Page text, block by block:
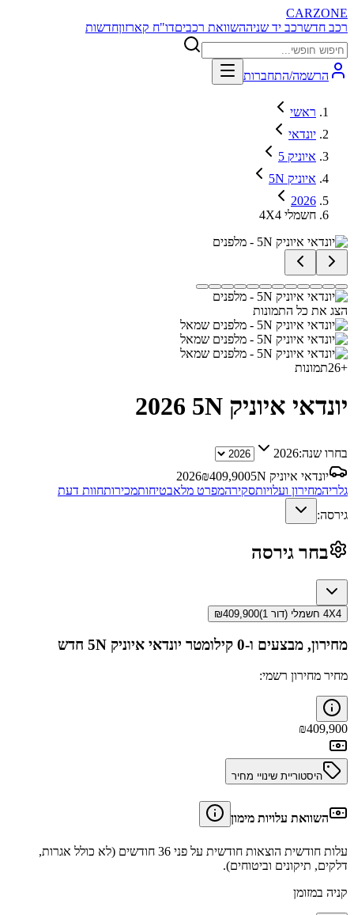
CARZONE
רכב חדשרכב יד שניההשוואת רכביםדו"ח קארזוןחדשות
הרשמה/התחברות
ראשי
יונדאי
איוניק 5
איוניק 5N
2026
4X4 חשמלי
הצג את כל התמונות
+
26תמונות
יונדאי איוניק 5N 2026
בחרו שנה:2026
יונדאי איוניק 5N
2026₪409,900
גלריהמחירון ועלויותסקירהמפרט מלאבטיחותמכירותחוות דעת
גירסה:
בחר גירסה
4X4 חשמלי (דור 1) ₪409,900
מחירון, מבצעים ו-0 קילומטר יונדאי איוניק 5N חדש
מחיר מחירון רשמי:
₪409,900
היסטוריית שינויי מחיר
השוואת עלויות מימון
עלות חודשית הוצאות חודשית על פני 36 חודשים (לא כולל אגרות,
דלקים, תיקונים וביטוחים).
קניה במזומן